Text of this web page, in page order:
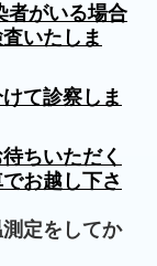
者がいる場合
いたしま
て診察しま
ちいただく
お越し下さ
定をしてか